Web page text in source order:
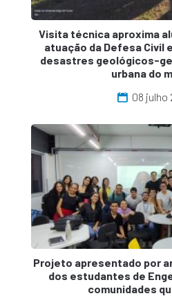
Visita técnica aproxima
atuação da Defesa Civil
desastres geológicos-
urbana do
08 julho
Projeto apresentado por
dos estudantes de
comunidades